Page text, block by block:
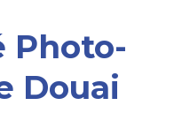
Photo-
Douai